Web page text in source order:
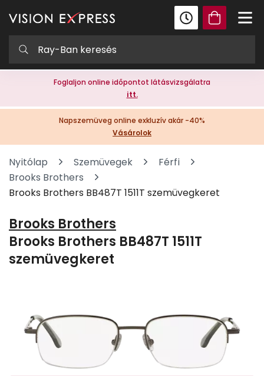
Foglaljon online időpontot látásvizsgálatra
itt.
Napszemüveg online exkluzív akár -40%
Vásárolok
Nyitólap Szemüvegek
Férfi
Brooks Brothers
Brooks Brothers BB487T 1511T szemüvegkeret
Brooks Brothers
Brooks Brothers BB487T 1511T
szemüvegkeret